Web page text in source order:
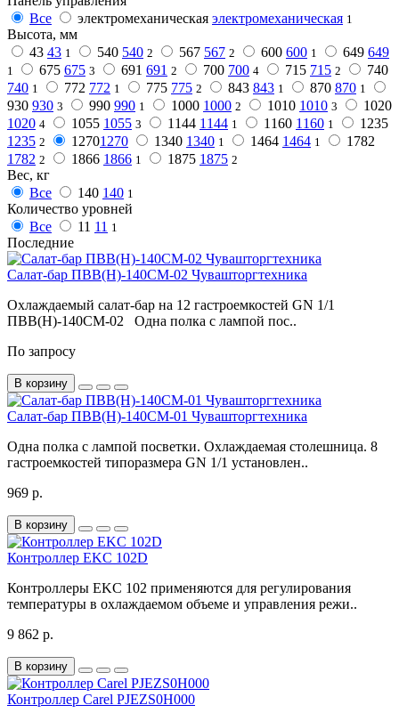
Все
электромеханическая электромеханическая 1
Высота, мм
43 43 1 540 540 2 567 567 2 600 600 1 649 649
1 675 675 3 691 691 2 700 700 4 715 715 2
740
740 1 772 772 1 775 775 2 843 843 1 870 870 1
930 930 3 990 990 1 1000 1000 2 1010 1010 3
1020
1020 4 1055 1055 3 1144 1144 1 1160 1160 1
1235
1235 2 12701270 1340 1340 1 1464 1464 1
1782
1782 2 1866 1866 1 1875 1875 2
Вес, кг
Все
140 140 1
Количество уровней
Все
11 11 1
Последние
Салат-бар ПВВ(Н)-140СМ-02 Чувашторгтехника
Охлаждаемый салат-бар на 12 гастроемкостей GN 1/1
ПВВ(Н)-140СМ-02 Одна полка с лампой пос..
По запросу
В корзину
Салат-бар ПВВ(Н)-140СМ-01 Чувашторгтехника
Одна полка с лампой посветки. Охлаждаемая столешница. 8
гастроемкостей типоразмера GN 1/1 установлен..
969 р.
В корзину
Контроллер EKC 102D
Контроллеры EKC 102 применяются для регулирования
температуры в охлаждаемом объеме и управления режи..
9 862 р.
В корзину
Контроллер Carel PJEZS0H000